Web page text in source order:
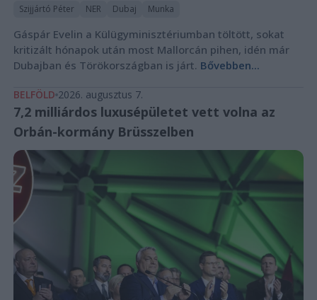
Szijjártó Péter NER Dubaj Munka
Gáspár Evelin a Külügyminisztériumban töltött, sokat
kritizált hónapok után most Mallorcán pihen, idén már
Dubajban és Törökországban is járt. Bővebben...
BELFÖLD 2026. augusztus 7.
7,2 milliárdos luxusépületet vett volna az
Orbán-kormány Brüsszelben